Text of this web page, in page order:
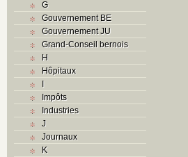
G
Gouvernement BE
Gouvernement JU
Grand-Conseil bernois
H
Hôpitaux
I
Impôts
Industries
J
Journaux
K